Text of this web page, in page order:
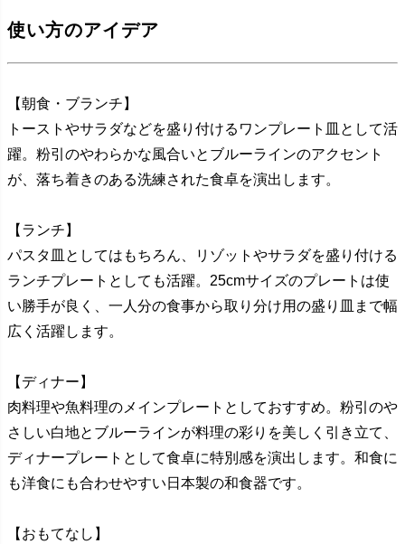
使い方のアイデア
【朝食・ブランチ】
トーストやサラダなどを盛り付けるワンプレート皿として活
躍。粉引のやわらかな風合いとブルーラインのアクセント
が、落ち着きのある洗練された食卓を演出します。
【ランチ】
パスタ皿としてはもちろん、リゾットやサラダを盛り付ける
ランチプレートとしても活躍。25cmサイズのプレートは使
い勝手が良く、一人分の食事から取り分け用の盛り皿まで幅
広く活躍します。
【ディナー】
肉料理や魚料理のメインプレートとしておすすめ。粉引のや
さしい白地とブルーラインが料理の彩りを美しく引き立て、
ディナープレートとして食卓に特別感を演出します。和食に
も洋食にも合わせやすい日本製の和食器です。
【おもてなし】